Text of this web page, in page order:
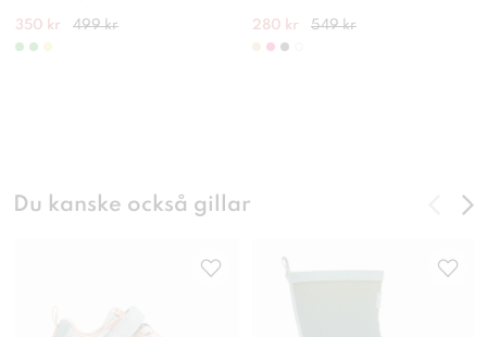
350 kr 499 kr 280 kr 549 kr
Du kanske också gillar